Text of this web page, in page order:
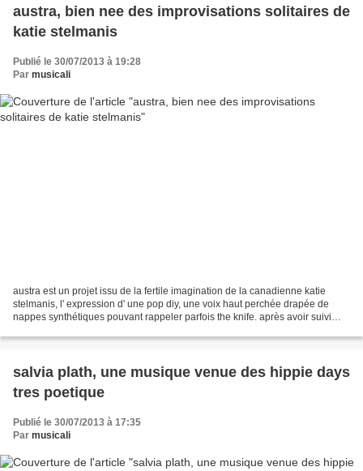
austra, bien nee des improvisations solitaires de
katie stelmanis
Publié le 30/07/2013 à 19:28
Par musicali
austra est un projet issu de la fertile imagination de la canadienne katie
stelmanis, l' expression d' une pop diy, une voix haut perchée drapée de
nappes synthétiques pouvant rappeler parfois the knife. après avoir suivi
salvia plath, une musique venue des hippie days
tres poetique
Publié le 30/07/2013 à 17:35
Par musicali